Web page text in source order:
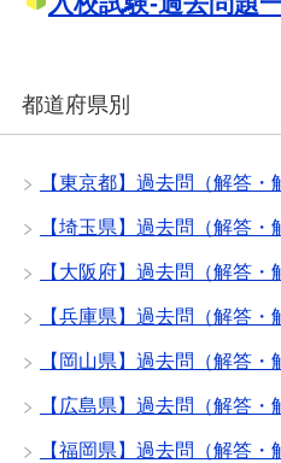
都道府県別
【東京都】過去問（解答・
【埼玉県】過去問（解答・
【大阪府】過去問（解答・
【兵庫県】過去問（解答・
【岡山県】過去問（解答・
【広島県】過去問（解答・
【福岡県】過去問（解答・